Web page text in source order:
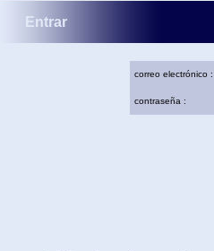
Entrar
correo electrónico :
contraseña :